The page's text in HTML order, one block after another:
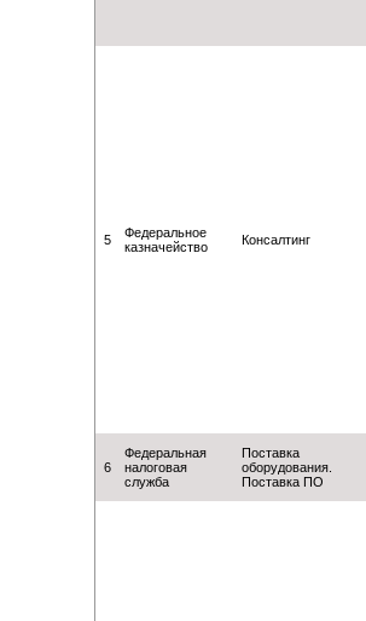
5
Федеральное
казначейство
Консалтинг
6
Федеральная
налоговая
служба
Поставка
оборудования.
Поставка ПО